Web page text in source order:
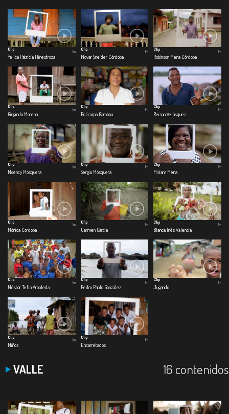
Clip
Yelica Patricia Hinestroza
1m
Clip
Novar Sneider Córdoba
1m
Clip
Robinson Mena Córdoba
1m
Clip
Gingindo Moreno
1m
Clip
Policarpa Gamboa
1m
Clip
Reison Velásquez
1m
Clip
Noency Mosquera
1m
Clip
Sergio Mosquera
1m
Clip
Miriam Mena
1m
Clip
Mónica Cordoba
1m
Clip
Carmen García
1m
Clip
Blanca Inés Valencia
1m
Clip
Néstor Tello Arboleda
1m
Clip
Pedro Pablo González
1m
Clip
Jugando
1m
Clip
Niños
1m
Clip
Encarretados
1m
VALLE 16 contenidos